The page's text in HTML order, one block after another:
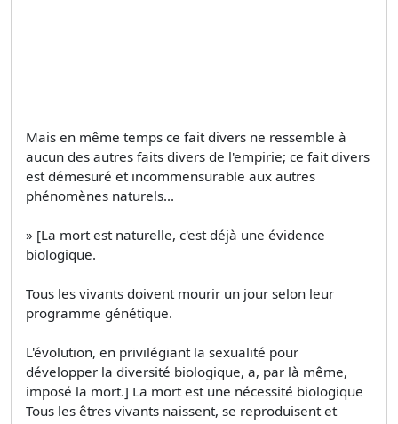
Mais en même temps ce fait divers ne ressemble à
aucun des autres faits divers de l'empirie; ce fait divers
est démesuré et incommensurable aux autres
phénomènes naturels...
» [La mort est naturelle, c'est déjà une évidence
biologique.
Tous les vivants doivent mourir un jour selon leur
programme génétique.
L'évolution, en privilégiant la sexualité pour
développer la diversité biologique, a, par là même,
imposé la mort.] La mort est une nécessité biologique
Tous les êtres vivants naissent, se reproduisent et